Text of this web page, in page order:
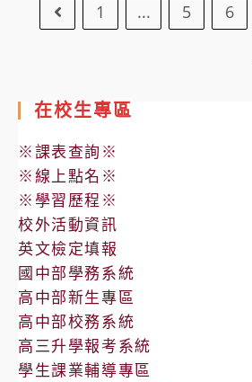
學
上
學
動
線
Go to the previous page
1 ... 5 6
在校生專區
※課表查詢※
※線上點名※
※學習歷程※
校外活動資訊
英文檢定填報
國中部學務系統
高中部新生專區
高中部校務系統
高三升學報考系統
學生課業輔導專區